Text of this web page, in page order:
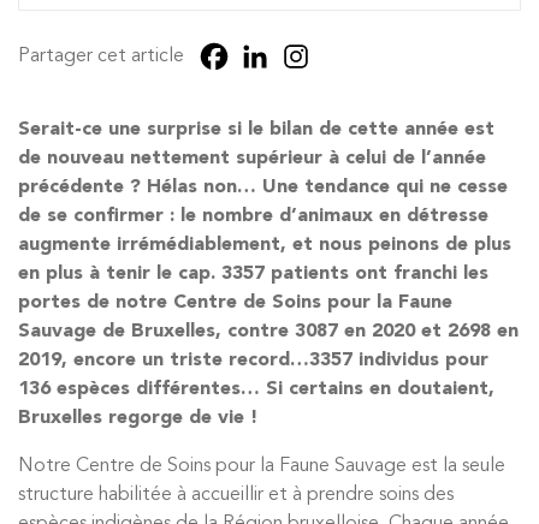
Partager cet article
Serait-ce une surprise si le bilan de cette année est
de nouveau nettement supérieur à celui de l’année
précédente ? Hélas non… Une tendance qui ne cesse
de se confirmer : le nombre d’animaux en détresse
augmente irrémédiablement, et nous peinons de plus
en plus à tenir le cap. 3357 patients ont franchi les
portes de notre Centre de Soins pour la Faune
Sauvage de Bruxelles, contre 3087 en 2020 et 2698 en
2019, encore un triste record…3357 individus pour
136 espèces différentes… Si certains en doutaient,
Bruxelles regorge de vie !
Notre Centre de Soins pour la Faune Sauvage est la seule
structure habilitée à accueillir et à prendre soins des